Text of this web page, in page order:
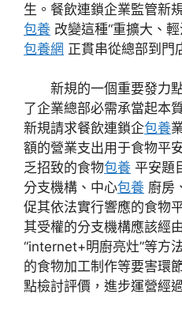
生。餐飲連鎖企業監管新
包養 改變這種“重擴大、
包養網 正貫串從總部到門
新規的一個重要發力
了企業總部必需承當起本
新規請求餐飲連鎖企包養
額的營業支出用于食物平
乏招致的食物包養 平安題
分支機構、中心包養 廚房
促其依法實行響應的食物
其受權的分支機構應該經
“internet+明廚亮灶”等方
的食物加工制作等要害環
點檢討評價，進步運營經